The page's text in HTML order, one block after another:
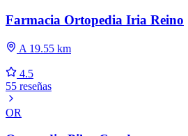
Farmacia Ortopedia Iria Reino
A 19.55 km
4.5
55 reseñas
OR